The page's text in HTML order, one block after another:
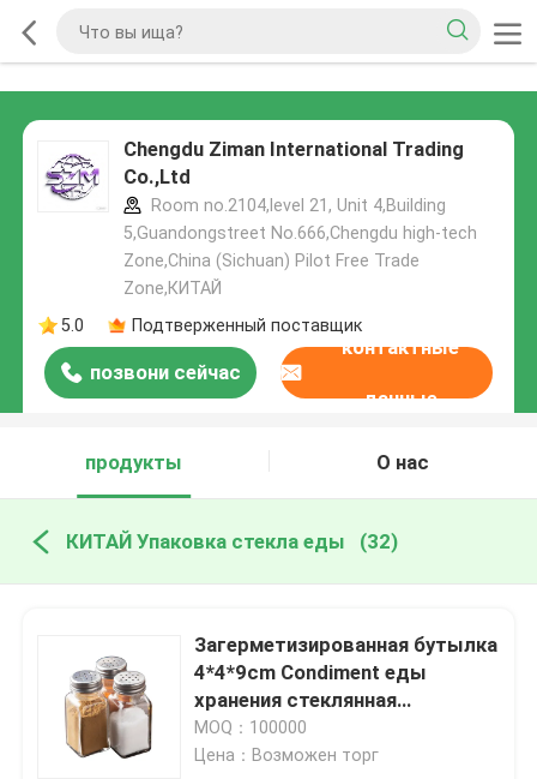
Chengdu Ziman International Trading
Co.,Ltd
Room no.2104,level 21, Unit 4,Building
5,Guandongstreet No.666,Chengdu high-tech
Zone,China (Sichuan) Pilot Free Trade
Zone,КИТАЙ
5.0
Подтверженный поставщик
позвони сейчас
контактные
данные
продукты О нас
КИТАЙ Упаковка стекла еды (32)
Загерметизированная бутылка
4*4*9cm Condiment еды
хранения стеклянная
упаковывая
MOQ：100000
Цена：Возможен торг